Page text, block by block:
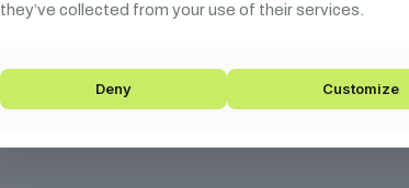
Kapcsolódó
they’ve collected from your use of their services.
Deny Customize